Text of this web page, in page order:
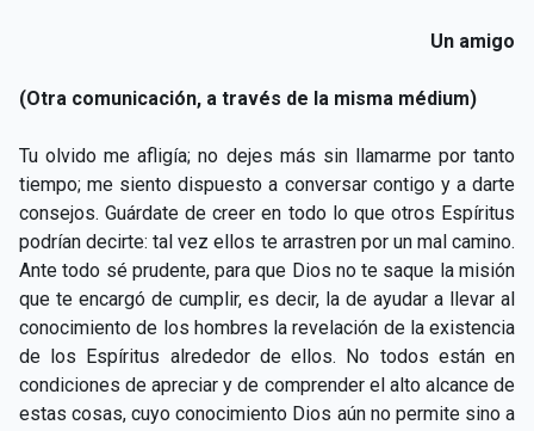
Un amigo
(Otra comunicación, a través de la misma médium)
Tu olvido me afligía; no dejes más sin llamarme por tanto
tiempo; me siento dispuesto a conversar contigo y a darte
consejos. Guárdate de creer en todo lo que otros Espíritus
podrían decirte: tal vez ellos te arrastren por un mal camino.
Ante todo sé prudente, para que Dios no te saque la misión
que te encargó de cumplir, es decir, la de ayudar a llevar al
conocimiento de los hombres la revelación de la existencia
de los Espíritus alrededor de ellos. No todos están en
condiciones de apreciar y de comprender el alto alcance de
estas cosas, cuyo conocimiento Dios aún no permite sino a